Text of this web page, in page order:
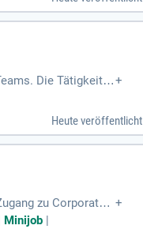
Die Tätigkeit k +
Heute veröffentlicht
zu Corporate
+
Minijob |